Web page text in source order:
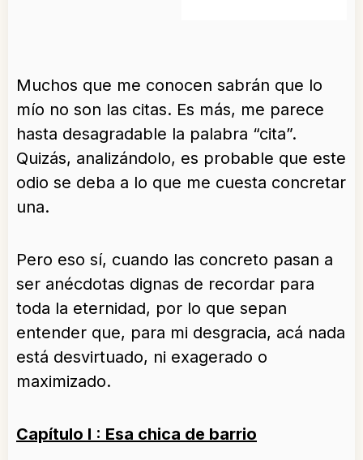
Muchos que me conocen sabrán que lo
mío no son las citas. Es más, me parece
hasta desagradable la palabra “cita”.
Quizás, analizándolo, es probable que este
odio se deba a lo que me cuesta concretar
una.
Pero eso sí, cuando las concreto pasan a
ser anécdotas dignas de recordar para
toda la eternidad, por lo que sepan
entender que, para mi desgracia, acá nada
está desvirtuado, ni exagerado o
maximizado.
Capítulo I : Esa chica de barrio